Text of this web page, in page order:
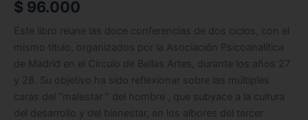
$ 96.000
Este libro reune las doce conferencias de dos ciclos, con el
mismo titulo, organizados por la Asociación Psicoanalítica
de Madrid en el Circulo de Bellas Artes, durante los años 27
y 28. Su objetivo ha sido reflexionar sobre las múltiples
caras del “malestar ” del hombre , que subyace a la cultura
del desarrollo y del bienestar, en los albores del tercer